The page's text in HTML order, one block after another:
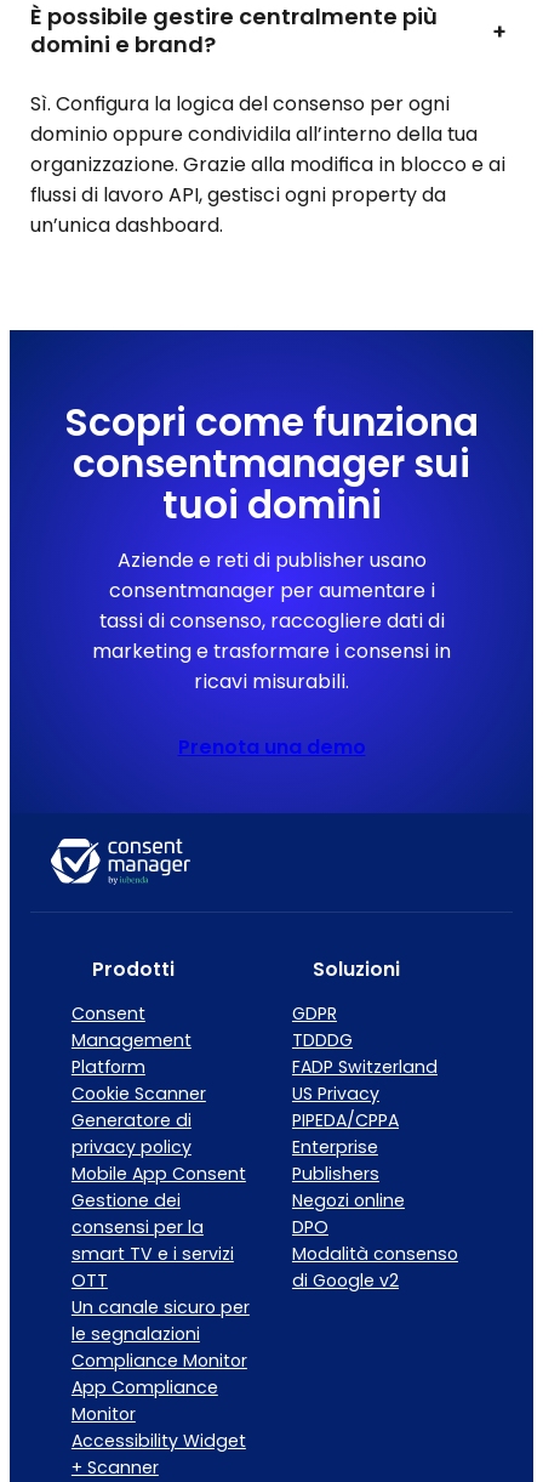
È possibile gestire centralmente più
domini e brand?
+
Sì. Configura la logica del consenso per ogni
dominio oppure condividila all’interno della tua
organizzazione. Grazie alla modifica in blocco e ai
flussi di lavoro API, gestisci ogni property da
un’unica dashboard.
Scopri come funziona
consentmanager sui
tuoi domini
Aziende e reti di publisher usano
consentmanager per aumentare i
tassi di consenso, raccogliere dati di
marketing e trasformare i consensi in
ricavi misurabili.
Prenota una demo
Prodotti
Consent
Management
Platform
Cookie Scanner
Generatore di
privacy policy
Mobile App Consent
Gestione dei
consensi per la
smart TV e i servizi
OTT
Un canale sicuro per
le segnalazioni
Compliance Monitor
App Compliance
Monitor
Accessibility Widget
+ Scanner
Soluzioni
GDPR
TDDDG
FADP Switzerland
US Privacy
PIPEDA/CPPA
Enterprise
Publishers
Negozi online
DPO
Modalità consenso
di Google v2